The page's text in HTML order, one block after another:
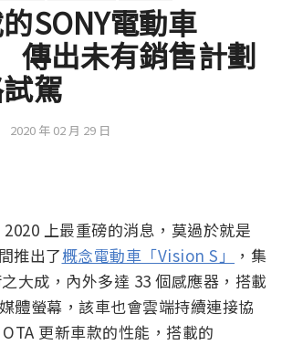
SONY電動車
出未有銷售計劃
駕
2020 年 02 月 29 日
上最重磅的消息，莫過於就是
推出了概念電動車「Vision S」
，集
大成，內外多達 33 個感應器，搭載
體螢幕，該車也會雲端持續連接協
更新車款的性能，搭載的